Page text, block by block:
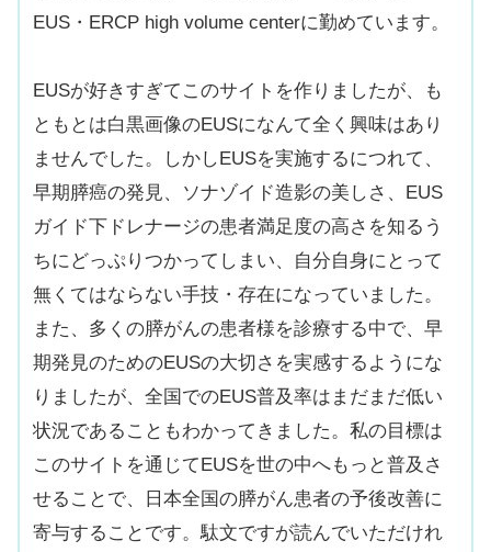
EUS・ERCP high volume centerに勤めています。
EUSが好きすぎてこのサイトを作りましたが、も
ともとは白黒画像のEUSになんて全く興味はあり
ませんでした。しかしEUSを実施するにつれて、
早期膵癌の発見、ソナゾイド造影の美しさ、EUS
ガイド下ドレナージの患者満足度の高さを知るう
ちにどっぷりつかってしまい、自分自身にとって
無くてはならない手技・存在になっていました。
また、多くの膵がんの患者様を診療する中で、早
期発見のためのEUSの大切さを実感するようにな
りましたが、全国でのEUS普及率はまだまだ低い
状況であることもわかってきました。私の目標は
このサイトを通じてEUSを世の中へもっと普及さ
せることで、日本全国の膵がん患者の予後改善に
寄与することです。駄文ですが読んでいただけれ